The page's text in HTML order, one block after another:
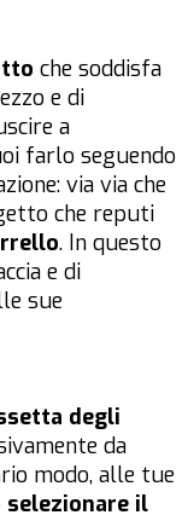
che soddisfa
e di
a
farlo seguendo
via via che
che reputi
. In questo
e di
sue
degli
da
modo, alle tue
selezionare il